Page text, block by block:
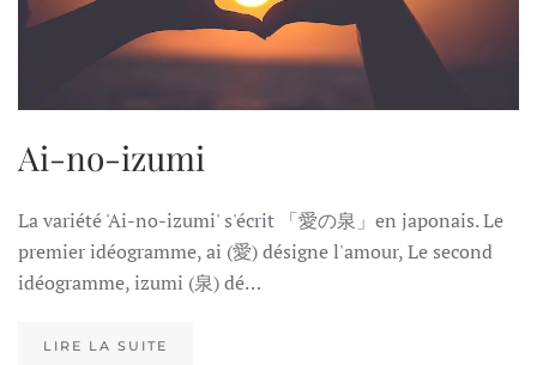
Ai-no-izumi
La variété 'Ai-no-izumi' s'écrit 「愛の泉」en japonais. Le
premier idéogramme, ai (愛) désigne l'amour, Le second
idéogramme, izumi (泉) dé…
LIRE LA SUITE